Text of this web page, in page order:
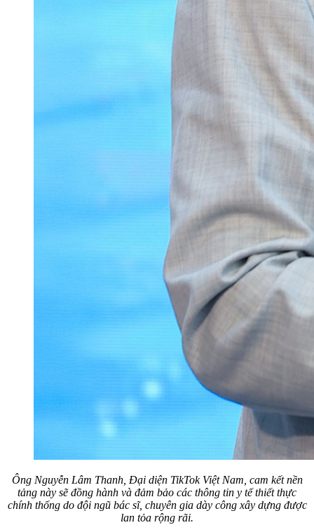
Ông Nguyễn Lâm Thanh, Đại diện TikTok Việt Nam, cam kết nền
tảng này sẽ đồng hành và đảm bảo các thông tin y tế thiết thực
chính thống do đội ngũ bác sĩ, chuyên gia dày công xây dựng được
lan tỏa rộng rãi.